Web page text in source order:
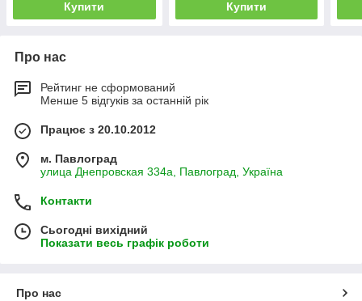
Купити Купити
Про нас
Рейтинг не сформований
Менше 5 відгуків за останній рік
Працює з 20.10.2012
м. Павлоград
улица Днепровская 334а, Павлоград, Україна
Контакти
Сьогодні вихідний
Показати весь графік роботи
Про нас